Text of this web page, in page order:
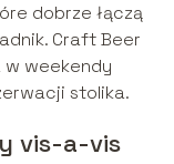
dobrze łączą
Craft Beer
w weekendy
stolika.
vis-a-vis